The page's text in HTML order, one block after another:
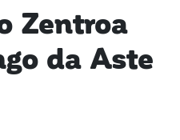
Zentroa
da Aste